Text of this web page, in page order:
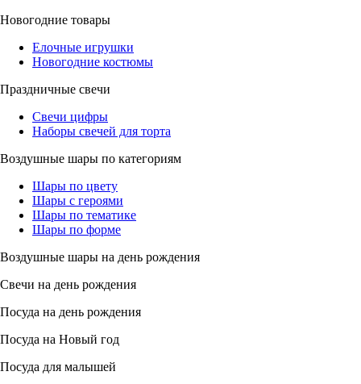
Новогодние товары
Елочные игрушки
Новогодние костюмы
Праздничные свечи
Свечи цифры
Наборы свечей для торта
Воздушные шары по категориям
Шары по цвету
Шары с героями
Шары по тематике
Шары по форме
Воздушные шары на день рождения
Свечи на день рождения
Посуда на день рождения
Посуда на Новый год
Посуда для малышей